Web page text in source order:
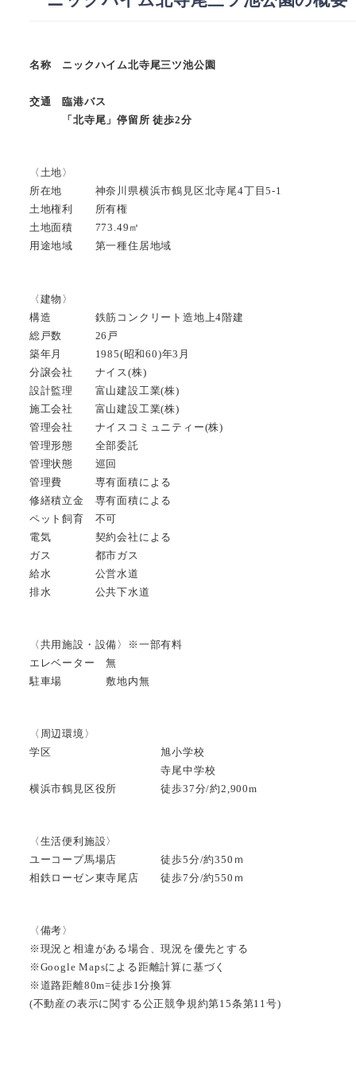
名称 ニックハイム北寺尾三ツ池公園
交通 臨港バス
「北寺尾」停留所 徒歩2分
〈土地〉
所在地 神奈川県横浜市鶴見区北寺尾4丁目5-1
土地権利 所有権
土地面積 773.49㎡
用途地域 第一種住居地域
〈建物〉
構造 鉄筋コンクリート造地上4階建
総戸数 26戸
築年月 1985(昭和60)年3月
分譲会社 ナイス(株)
設計監理 富山建設工業(株)
施工会社 富山建設工業(株)
管理会社 ナイスコミュニティー(株)
管理形態 全部委託
管理状態 巡回
管理費 専有面積による
修繕積立金 専有面積による
ペット飼育 不可
電気 契約会社による
ガス 都市ガス
給水 公営水道
排水 公共下水道
〈共用施設・設備〉※一部有料
エレベーター 無
駐車場 敷地内無
〈周辺環境〉
学区 旭小学校
寺尾中学校
横浜市鶴見区役所 徒歩37分/約2,900m
〈生活便利施設〉
ユーコープ馬場店 徒歩5分/約350ｍ
相鉄ローゼン東寺尾店 徒歩7分/約550ｍ
〈備考〉
※現況と相違がある場合、現況を優先とする
※Google Mapsによる距離計算に基づく
※道路距離80m=徒歩1分換算
(不動産の表示に関する公正競争規約第15条第11号)